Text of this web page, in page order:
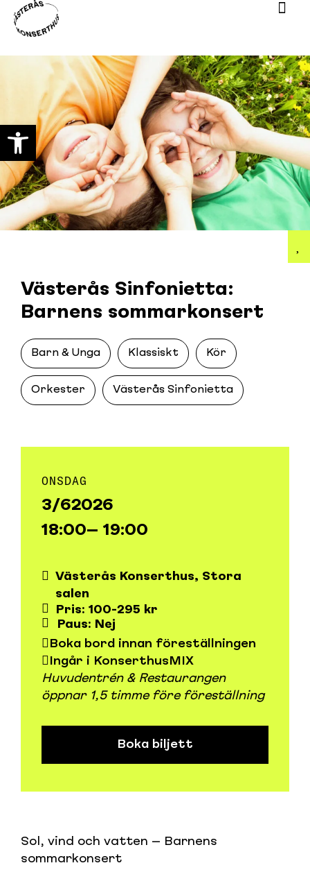
Västerås Sinfonietta:
Barnens sommarkonsert
Barn & Unga Klassiskt Kör
Orkester Västerås Sinfonietta
ONSDAG
3/62026
18:00– 19:00
Västerås Konserthus, Stora
salen
Pris: 100-295 kr
Paus: Nej
Boka bord innan föreställningen
Ingår i KonserthusMIX
Huvudentrén & Restaurangen
öppnar 1,5 timme före föreställning
Boka biljett
Sol, vind och vatten – Barnens
sommarkonsert
Open toolbar